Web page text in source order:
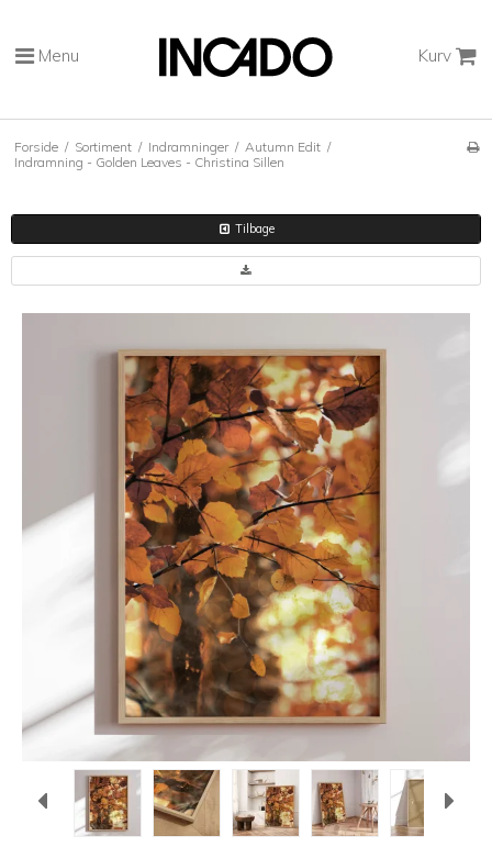
Menu Kurv
Forside / Sortiment / Indramninger / Autumn Edit /
Indramning - Golden Leaves - Christina Sillen
Tilbage